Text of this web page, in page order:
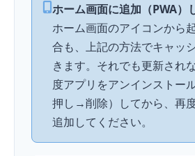
ホーム画面に追加（PWA）
ホーム画面のアイコンから
合も、上記の方法でキャッ
きます。それでも更新され
度アプリをアンインストー
押し→削除）してから、再
追加してください。